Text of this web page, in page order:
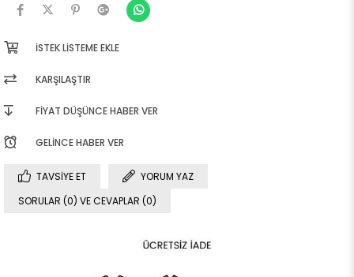
İSTEK LISTEME EKLE
KARŞILAŞTIR
FIYAT DÜŞÜNCE HABER VER
GELINCE HABER VER
TAVSIYE ET
YORUM YAZ
SORULAR (0) VE CEVAPLAR (0)